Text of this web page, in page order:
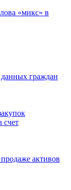
«микс» в
данных граждан
счет
активов